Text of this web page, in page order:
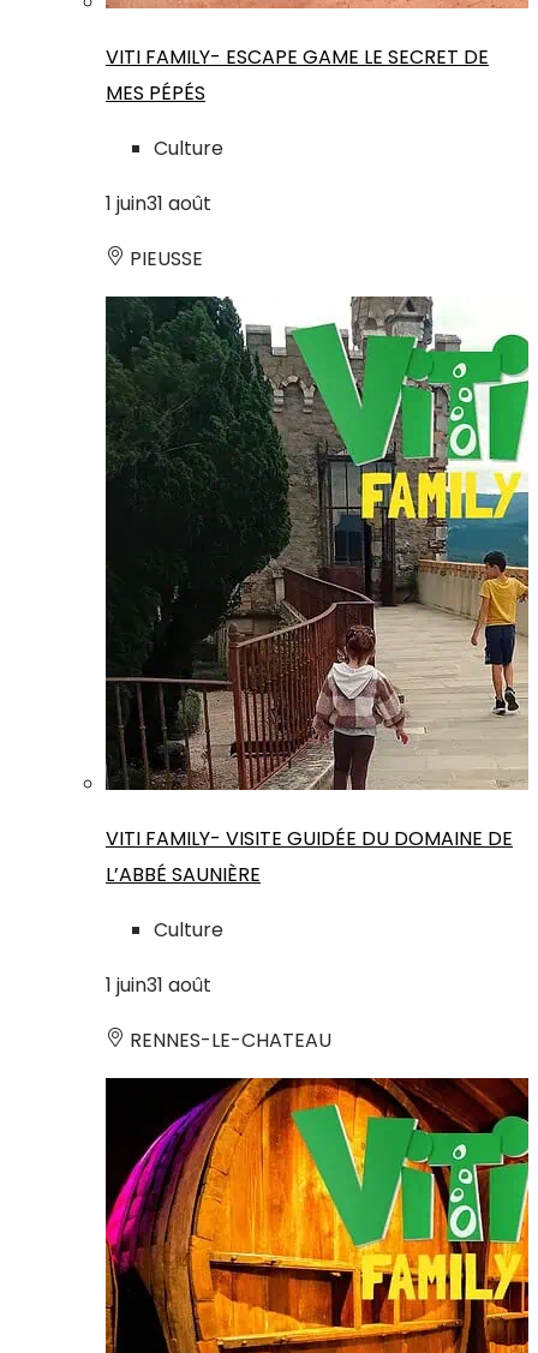
VITI FAMILY- ESCAPE GAME LE SECRET DE
MES PÉPÉS
Culture
1 juin31 août
PIEUSSE
VITI FAMILY- VISITE GUIDÉE DU DOMAINE DE
L’ABBÉ SAUNIÈRE
Culture
1 juin31 août
RENNES-LE-CHATEAU